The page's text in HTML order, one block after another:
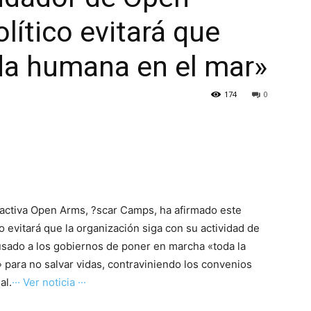
evitará que
humana en el mar»
0
174
Open Arms, ?scar Camps, ha afirmado este
que la organización siga con su actividad de
a los gobiernos de poner en marcha «toda la
para no salvar vidas, contraviniendo los convenios
··· Ver noticia ···